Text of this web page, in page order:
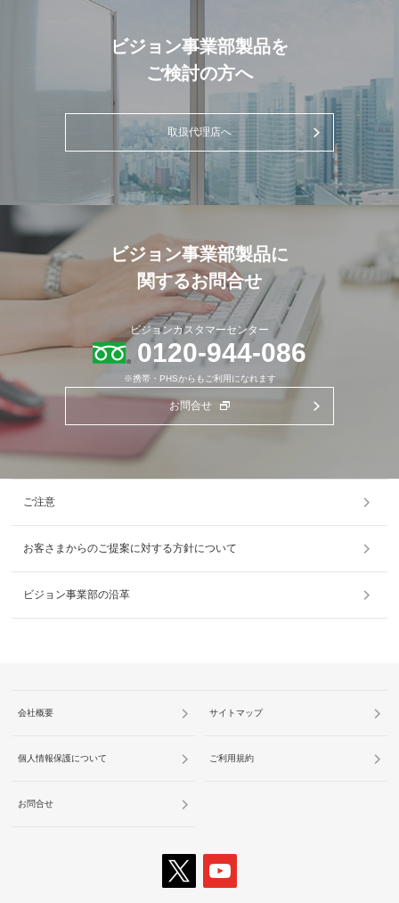
ビジョン事業部製品を
ご検討の方へ
取扱代理店へ
ビジョン事業部製品に
関するお問合せ
ビジョンカスタマーセンター
0120-944-086
※携帯・PHSからもご利用になれます
お問合せ
ご注意
お客さまからのご提案に対する方針について
ビジョン事業部の沿革
会社概要 サイトマップ
個人情報保護について ご利用規約
お問合せ